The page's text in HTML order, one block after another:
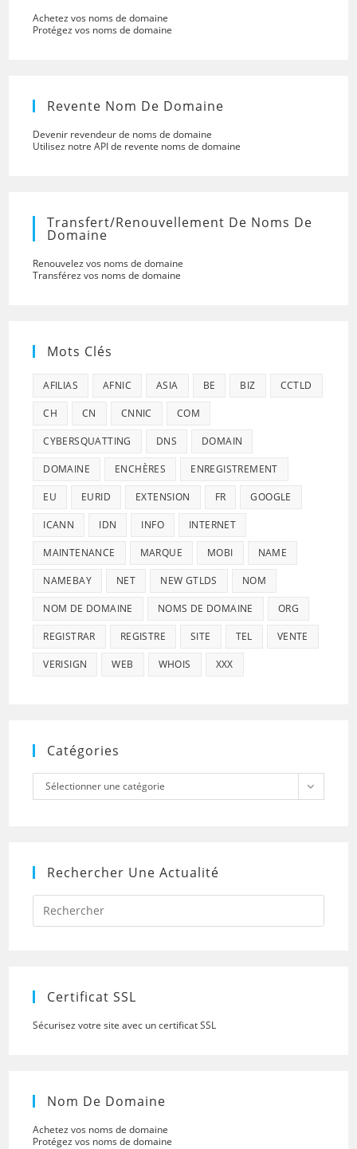
Achetez vos noms de domaine
Protégez vos noms de domaine
Revente Nom De Domaine
Devenir revendeur de noms de domaine
Utilisez notre API de revente noms de domaine
Transfert/renouvellement De Noms De
Domaine
Renouvelez vos noms de domaine
Transférez vos noms de domaine
Mots Clés
AFILIAS AFNIC ASIA BE BIZ CCTLD
CH CN CNNIC COM
CYBERSQUATTING DNS DOMAIN
DOMAINE ENCHÈRES ENREGISTREMENT
EU EURID EXTENSION FR GOOGLE
ICANN IDN INFO INTERNET
MAINTENANCE MARQUE MOBI NAME
NAMEBAY NET NEW GTLDS NOM
NOM DE DOMAINE NOMS DE DOMAINE ORG
REGISTRAR REGISTRE SITE TEL VENTE
VERISIGN WEB WHOIS XXX
Catégories
Catégories
Sélectionner une catégorie
Rechercher Une Actualité
Press
to
Certificat SSL
Sécurisez votre site avec un certificat SSL
Nom De Domaine
Achetez vos noms de domaine
Protégez vos noms de domaine